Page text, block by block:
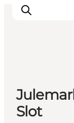
Oplevelser
Slot